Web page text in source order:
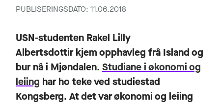
PUBLISERINGSDATO: 11.06.2018
USN-studenten Rakel Lilly
Albertsdottir kjem opphavleg frå Island og
bur nå i Mjøndalen. Studiane i økonomi og
leiing har ho teke ved studiestad
Kongsberg. At det var økonomi og leiing